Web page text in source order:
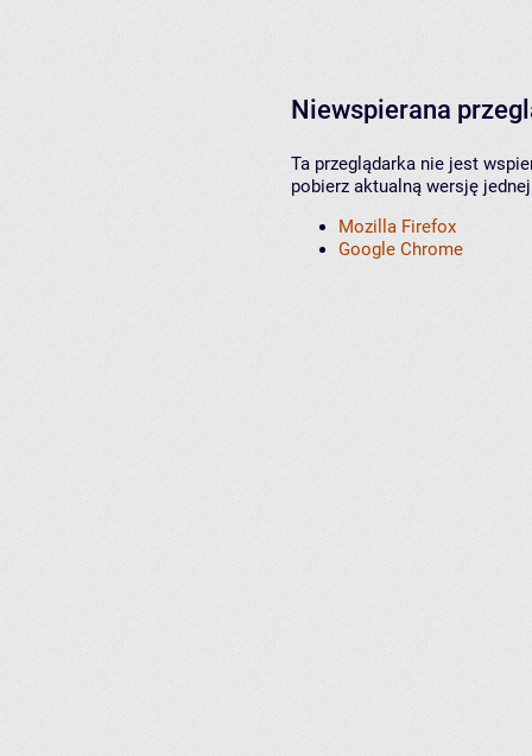
Niewspierana
Ta przeglądarka nie jest
pobierz aktualną wersję
Mozilla Firefox
Google Chrome